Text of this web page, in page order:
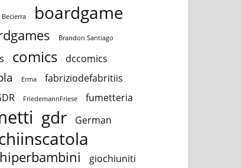
boardgame
Brandon Santiago
comics dccomics
Erma
fabriziodefabritiis
FriedemannFriese fumetteria
gdr German
giochiuniti